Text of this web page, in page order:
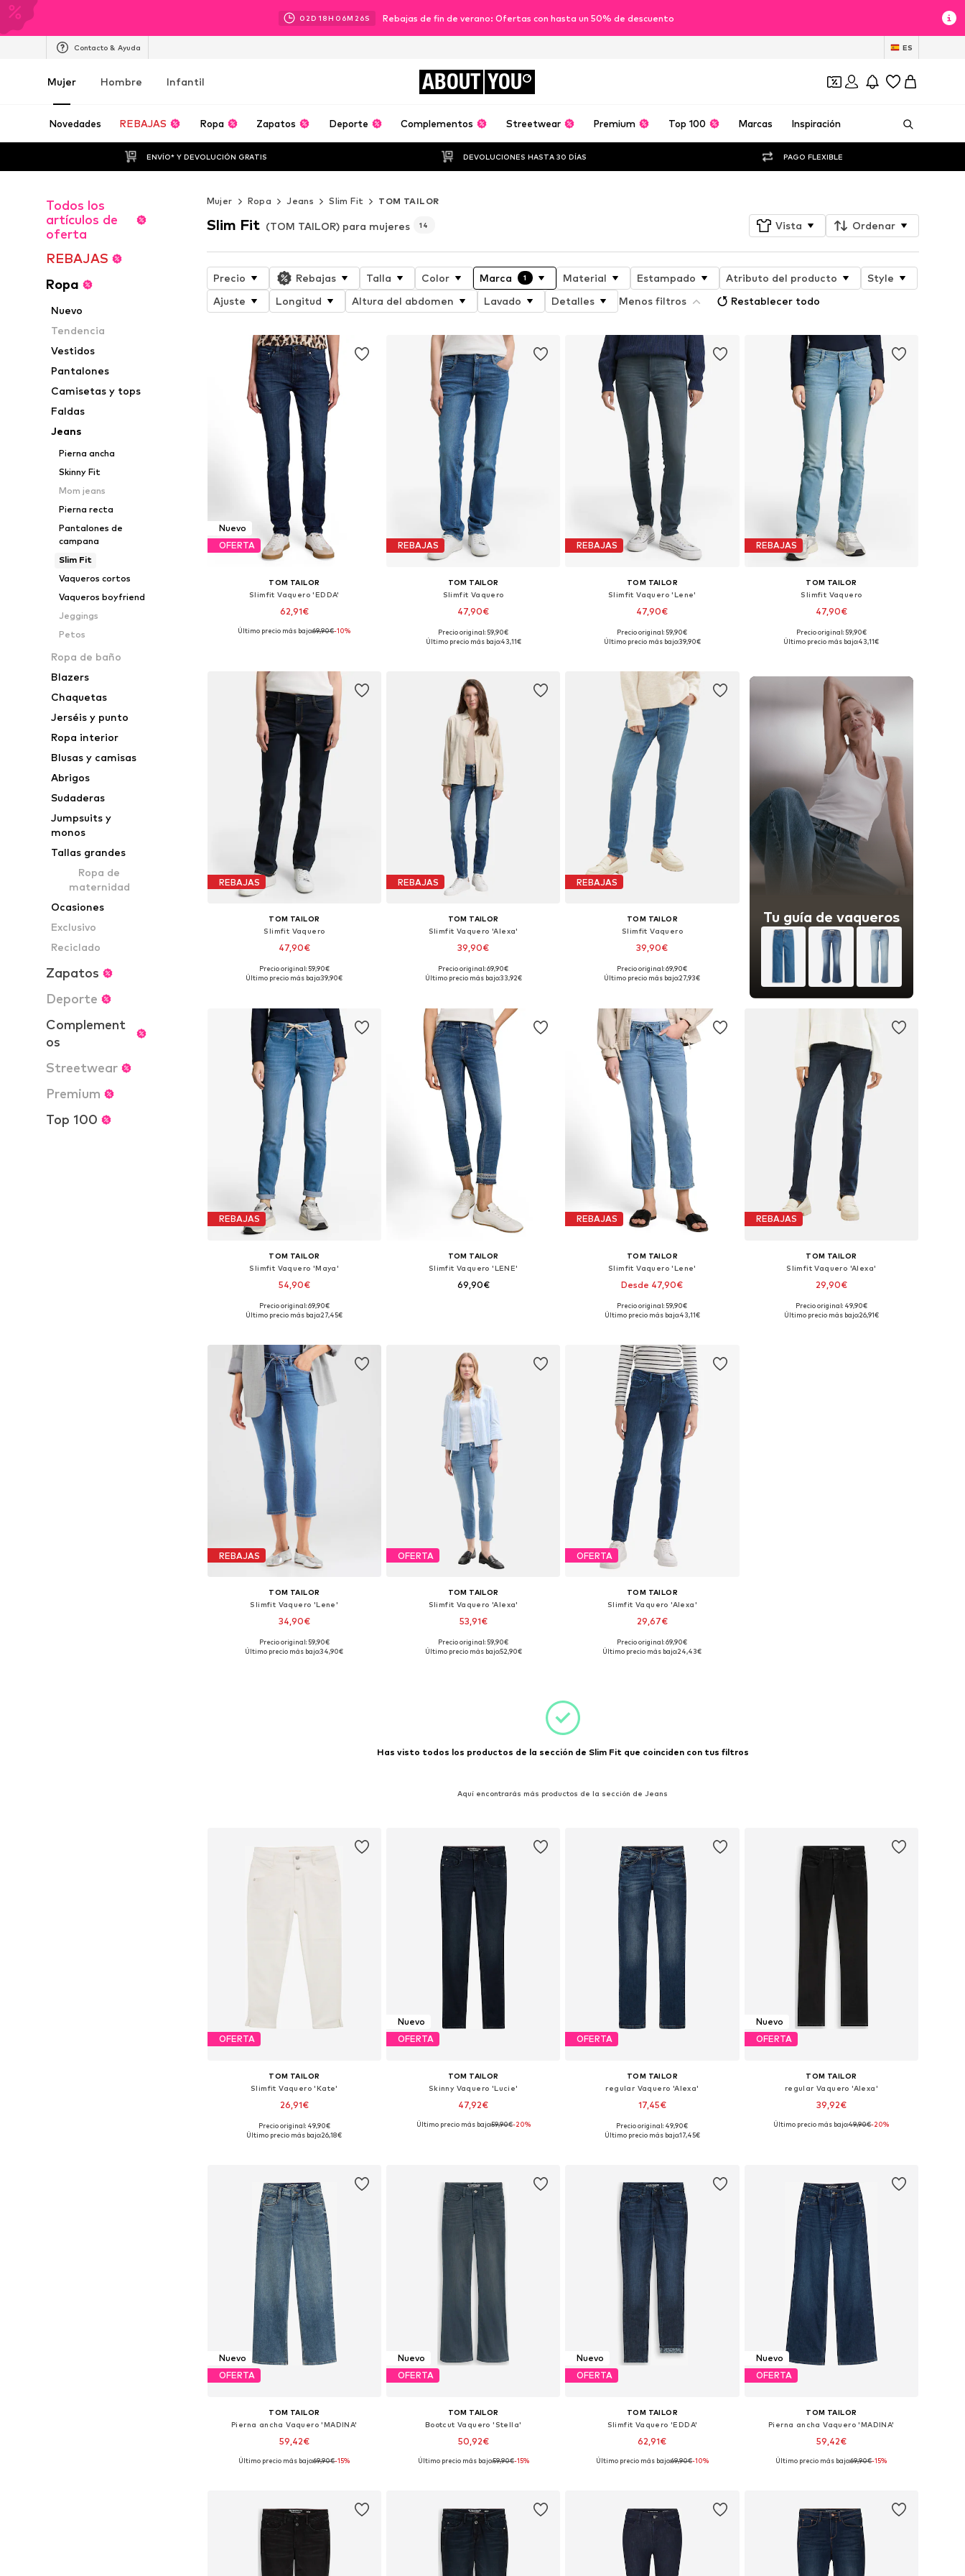
02D 18H 06M 24S Rebajas de fin de verano: Ofertas con hasta un 50% de descuento
Contacto & Ayuda ES
Mujer Hombre Infantil ABOUT YOU
Novedades REBAJAS Ropa Zapatos Deporte Complementos Streetwear Premium Top 100 Marcas Inspiración
ENVÍO* Y DEVOLUCIÓN GRATIS DEVOLUCIONES HASTA 30 DÍAS PAGO FLEXIBLE
Todos los
artículos de
oferta
REBAJAS
Ropa
Nuevo
Tendencia
Vestidos
Pantalones
Camisetas y tops
Faldas
Jeans
Pierna ancha
Skinny Fit
Mom jeans
Pierna recta
Pantalones de
campana
Slim Fit
Vaqueros cortos
Vaqueros boyfriend
Jeggings
Petos
Ropa de baño
Blazers
Chaquetas
Jerséis y punto
Ropa interior
Blusas y camisas
Abrigos
Sudaderas
Jumpsuits y
monos
Tallas grandes
Ropa de
maternidad
Ocasiones
Exclusivo
Reciclado
Zapatos
Deporte
Complement
os
Streetwear
Premium
Top 100
Mujer Ropa Jeans Slim Fit TOM TAILOR
Slim Fit (TOM TAILOR) para mujeres 14 Vista Ordenar
Precio Rebajas Talla Color Marca 1 Material Estampado Atributo del producto
Style
Ajuste
Longitud Altura del abdomen Lavado Detalles Menos filtros Restablecer todo
Nuevo
OFERTA
TOM TAILOR
Slimfit Vaquero 'EDDA'
62,91€
Disponible en muchas tallas
Último precio más bajo:69,90€-10%
REBAJAS
TOM TAILOR
Slimfit Vaquero
47,90€
Disponible en muchas tallas
Precio original: 59,90€
Último precio más bajo:43,11€
REBAJAS
TOM TAILOR
Slimfit Vaquero 'Lene'
47,90€
Disponible en muchas tallas
Precio original: 59,90€
Último precio más bajo:39,90€
REBAJAS
TOM TAILOR
Slimfit Vaquero
47,90€
Disponible en muchas tallas
Precio original: 59,90€
Último precio más bajo:43,11€
REBAJAS
TOM TAILOR
Slimfit Vaquero
47,90€
Disponible en muchas tallas
Precio original: 59,90€
Último precio más bajo:39,90€
REBAJAS
TOM TAILOR
Slimfit Vaquero 'Alexa'
39,90€
Disponible en muchas tallas
Precio original: 69,90€
Último precio más bajo:33,92€
REBAJAS
TOM TAILOR
Slimfit Vaquero
39,90€
Disponible en muchas tallas
Precio original: 69,90€
Último precio más bajo:27,93€
Tu guía de vaqueros
REBAJAS
TOM TAILOR
Slimfit Vaquero 'Maya'
54,90€
Tallas disponibles: 29 x 32, 32 x 30, 32 x 32
Precio original: 69,90€
Último precio más bajo:27,45€
TOM TAILOR
Slimfit Vaquero 'LENE'
69,90€
REBAJAS
TOM TAILOR
Slimfit Vaquero 'Lene'
Desde 47,90€
Disponible en muchas tallas
Precio original: 59,90€
Último precio más bajo:43,11€
REBAJAS
TOM TAILOR
Slimfit Vaquero 'Alexa'
29,90€
Tallas disponibles: 28 x 30, 32 x 32
Precio original: 49,90€
Último precio más bajo:26,91€
REBAJAS
TOM TAILOR
Slimfit Vaquero 'Lene'
34,90€
Tallas disponibles: 27 x 26
Precio original: 59,90€
Último precio más bajo:34,90€
OFERTA
TOM TAILOR
Slimfit Vaquero 'Alexa'
53,91€
Tallas disponibles: 26 x 26, 27 x 26
Precio original: 59,90€
Último precio más bajo:52,90€
OFERTA
TOM TAILOR
Slimfit Vaquero 'Alexa'
29,67€
Tallas disponibles: 26 x 30
Precio original: 69,90€
Último precio más bajo:24,43€
Has visto todos los productos de la sección de Slim Fit que coinciden con tus filtros
Aquí encontrarás más productos de la sección de Jeans
OFERTA
TOM TAILOR
Slimfit Vaquero 'Kate'
26,91€
Disponible en muchas tallas
Precio original: 49,90€
Último precio más bajo:26,18€
Nuevo
OFERTA
TOM TAILOR
Skinny Vaquero 'Lucie'
47,92€
Disponible en muchas tallas
Último precio más bajo:59,90€-20%
OFERTA
TOM TAILOR
regular Vaquero 'Alexa'
17,45€
+1
Disponible en muchas tallas
Precio original: 49,90€
Último precio más bajo:17,45€
Nuevo
OFERTA
TOM TAILOR
regular Vaquero 'Alexa'
39,92€
+1
Disponible en muchas tallas
Último precio más bajo:49,90€-20%
Nuevo
OFERTA
TOM TAILOR
Pierna ancha Vaquero 'MADINA'
59,42€
Disponible en muchas tallas
Último precio más bajo:69,90€-15%
Nuevo
OFERTA
TOM TAILOR
Bootcut Vaquero 'Stella'
50,92€
Disponible en muchas tallas
Último precio más bajo:59,90€-15%
Nuevo
OFERTA
TOM TAILOR
Slimfit Vaquero 'EDDA'
62,91€
Disponible en muchas tallas
Último precio más bajo:69,90€-10%
Nuevo
OFERTA
TOM TAILOR
Pierna ancha Vaquero 'MADINA'
59,42€
Disponible en muchas tallas
Último precio más bajo:69,90€-15%